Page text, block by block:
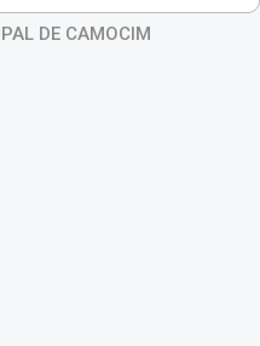
DE CAMOCIM